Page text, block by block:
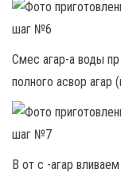
Смес агар-а воды
полного асвор агар
В от с -агар